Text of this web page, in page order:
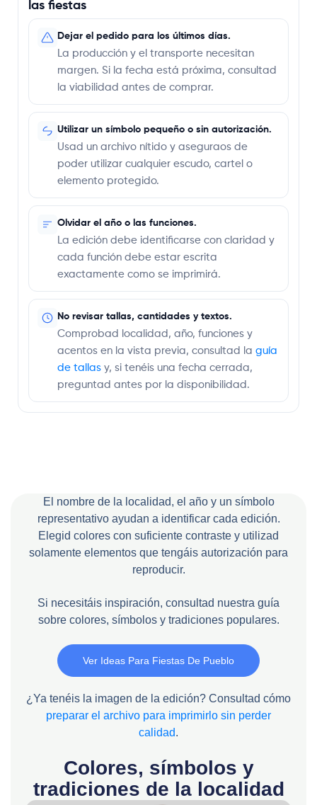
las fiestas
Dejar el pedido para los últimos días.
La producción y el transporte necesitan
margen. Si la fecha está próxima, consultad
la viabilidad antes de comprar.
Utilizar un símbolo pequeño o sin autorización.
Usad un archivo nítido y aseguraos de
poder utilizar cualquier escudo, cartel o
elemento protegido.
Olvidar el año o las funciones.
La edición debe identificarse con claridad y
cada función debe estar escrita
exactamente como se imprimirá.
No revisar tallas, cantidades y textos.
Comprobad localidad, año, funciones y
acentos en la vista previa, consultad la guía
de tallas y, si tenéis una fecha cerrada,
preguntad antes por la disponibilidad.
Colores, símbolos y
tradiciones de la localidad
El nombre de la localidad, el año y un símbolo
representativo ayudan a identificar cada edición.
Elegid colores con suficiente contraste y utilizad
solamente elementos que tengáis autorización para
reproducir.
Si necesitáis inspiración, consultad nuestra guía
sobre colores, símbolos y tradiciones populares.
Ver Ideas Para Fiestas De Pueblo
¿Ya tenéis la imagen de la edición? Consultad cómo
preparar el archivo para imprimirlo sin perder
calidad.